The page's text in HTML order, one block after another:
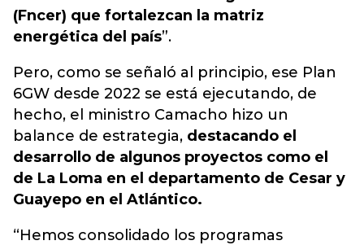
(Fncer) que fortalezcan la matriz
energética del país”.
Pero, como se señaló al principio, ese Plan
6GW desde 2022 se está ejecutando, de
hecho, el ministro Camacho hizo un
balance de estrategia, destacando el
desarrollo de algunos proyectos como el
de La Loma en el departamento de Cesar y
Guayepo en el Atlántico.
“Hemos consolidado los programas